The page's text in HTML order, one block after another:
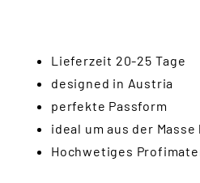
Lieferzeit 20-25 Tage
designed in Austria
perfekte Passform
ideal um aus der
Hochwetiges